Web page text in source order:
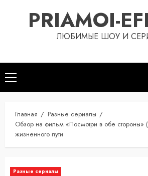
содержимомуPRIAMOI-
ЛЮБИМЫЕ ШОУ И
Основное
меню
Главная
Разные сериалы
Обзор на фильм «Посмотри в обе стороны»
жизненного пути
Разные сериалы